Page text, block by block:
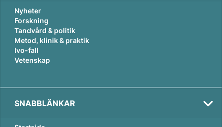
Nyheter
Forskning
Tandvård & politik
Metod, klinik & praktik
Ivo-fall
Vetenskap
SNABBLÄNKAR